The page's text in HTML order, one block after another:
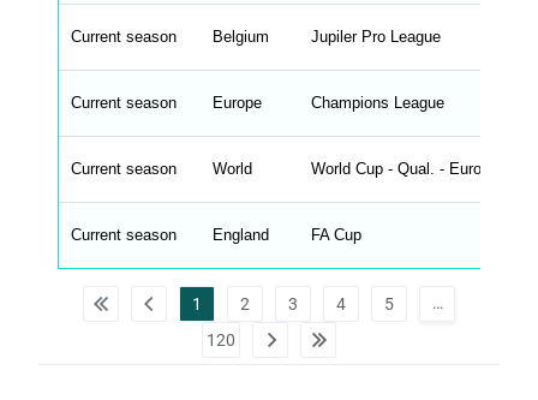
l
n
h
M
n
W
A
_
p
a
Current season Belgium Jupiler Pro League
Current season Europe Champions League
Current season World World Cup - Qual. - Europe
Current season England FA Cup
1 2 3 4 5
…
120